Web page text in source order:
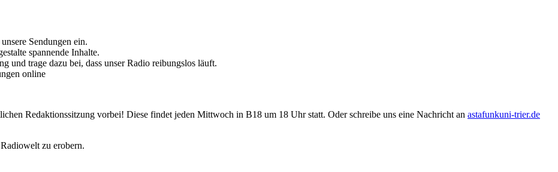
Sendungen ein.
spannende Inhalte.
und trage dazu bei, dass unser Radio reibungslos läuft.
online
Redaktionssitzung vorbei! Diese findet jeden Mittwoch in B18 um 18 Uhr statt. Oder schreibe uns eine Nachricht an astafunkuni-trier.de
zu erobern.